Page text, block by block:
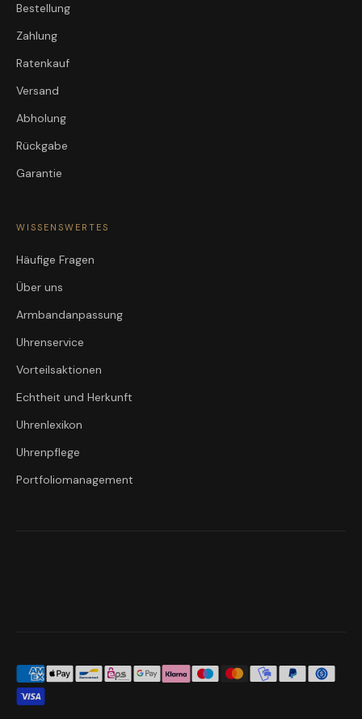
Bestellung
Zahlung
Ratenkauf
Versand
Abholung
Rückgabe
Garantie
WISSENSWERTES
Häufige Fragen
Über uns
Armbandanpassung
Uhrenservice
Vorteilsaktionen
Echtheit und Herkunft
Uhrenlexikon
Uhrenpflege
Portfoliomanagement